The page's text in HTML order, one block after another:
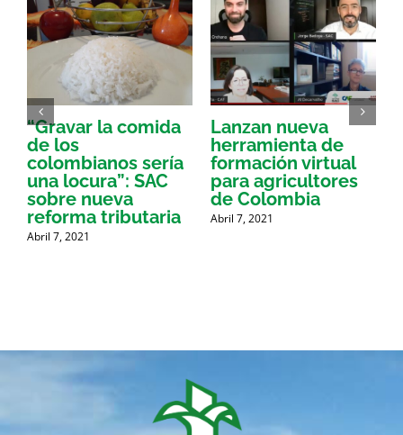
“Gravar la comida
de los
colombianos sería
una locura”: SAC
sobre nueva
reforma tributaria
Abril 7, 2021
Lanzan nueva
herramienta de
formación virtual
para agricultores
de Colombia
Abril 7, 2021